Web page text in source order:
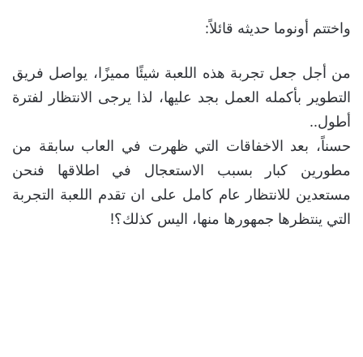
واختتم أونوما حديثه قائلاً:
من أجل جعل تجربة هذه اللعبة شيئًا مميزًا، يواصل فريق
التطوير بأكمله العمل بجد عليها، لذا يرجى الانتظار لفترة
أطول..
حسناً، بعد الاخفاقات التي ظهرت في العاب سابقة من
مطورين كبار بسبب الاستعجال في اطلاقها فنحن
مستعدين للانتظار عام كامل على ان تقدم اللعبة التجربة
التي ينتظرها جمهورها منها، اليس كذلك؟!